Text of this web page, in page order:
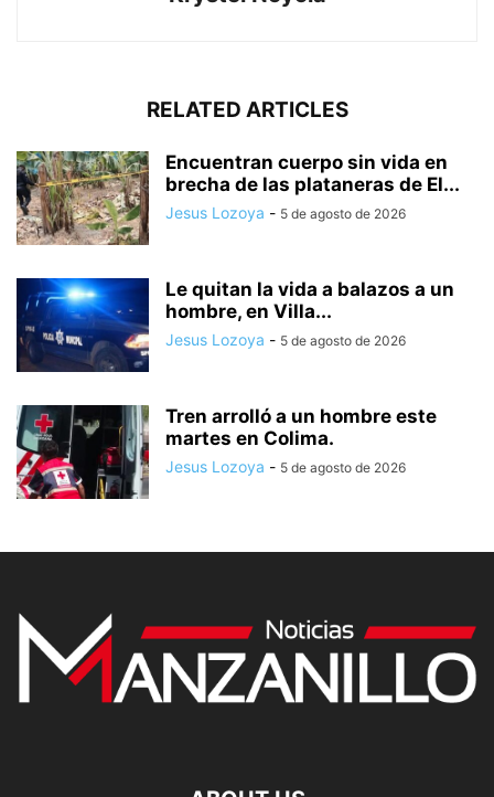
RELATED ARTICLES
Encuentran cuerpo sin vida en
brecha de las plataneras de El...
Jesus Lozoya - 5 de agosto de 2026
Le quitan la vida a balazos a un
hombre, en Villa...
Jesus Lozoya - 5 de agosto de 2026
Tren arrolló a un hombre este
martes en Colima.
Jesus Lozoya - 5 de agosto de 2026